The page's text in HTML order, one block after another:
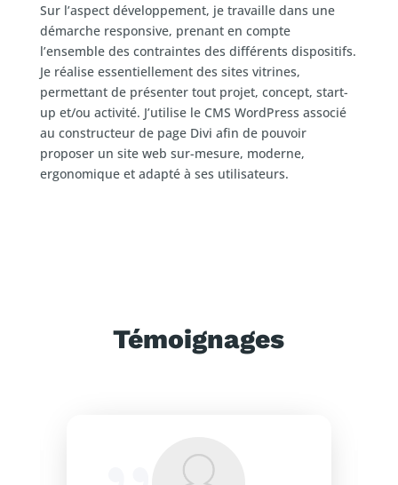
Sur l’aspect développement, je travaille dans une
démarche responsive, prenant en compte
l’ensemble des contraintes des différents dispositifs.
Je réalise essentiellement des sites vitrines,
permettant de présenter tout projet, concept, start-
up et/ou activité. J’utilise le CMS WordPress associé
au constructeur de page Divi afin de pouvoir
proposer un site web sur-mesure, moderne,
ergonomique et adapté à ses utilisateurs.
Témoignages